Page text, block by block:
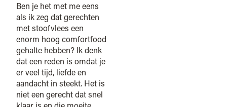
Ben je het met me eens
als ik zeg dat gerechten
met stoofvlees een
enorm hoog comfortfood
gehalte hebben? Ik denk
dat een reden is omdat je
er veel tijd, liefde en
aandacht in steekt. Het is
niet een gerecht dat snel